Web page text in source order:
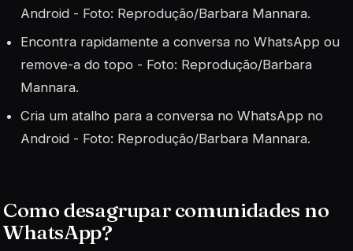
Android - Foto: Reprodução/Barbara Mannara.
Encontra rapidamente a conversa no WhatsApp ou
remove-a do topo - Foto: Reprodução/Barbara
Mannara.
Cria um atalho para a conversa no WhatsApp no
Android - Foto: Reprodução/Barbara Mannara.
Como desagrupar comunidades no
WhatsApp?